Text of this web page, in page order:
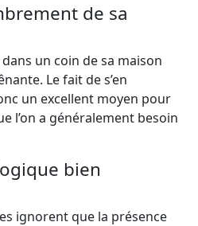
de sa
un coin de sa maison
Le fait de s’en
un excellent moyen pour
l’on a généralement besoin
bien
ignorent que la présence